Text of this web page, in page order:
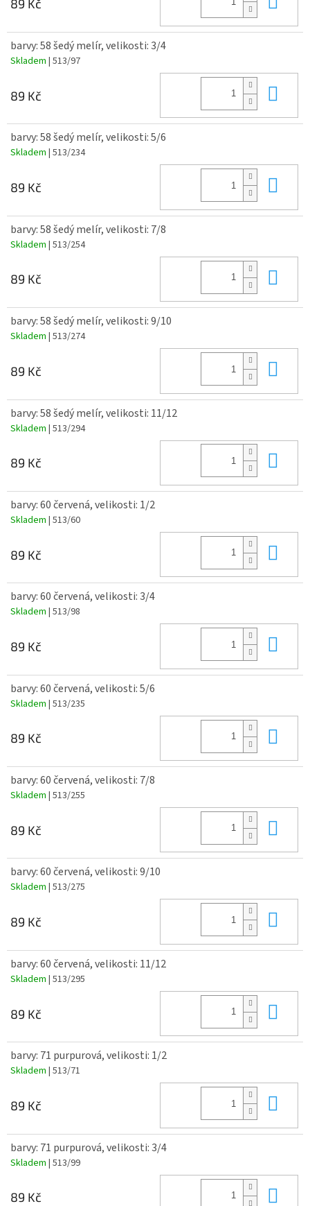
89 Kč
barvy: 58 šedý melír, velikosti: 3/4
Skladem | 513/97
89 Kč
barvy: 58 šedý melír, velikosti: 5/6
Skladem | 513/234
89 Kč
barvy: 58 šedý melír, velikosti: 7/8
Skladem | 513/254
89 Kč
barvy: 58 šedý melír, velikosti: 9/10
Skladem | 513/274
89 Kč
barvy: 58 šedý melír, velikosti: 11/12
Skladem | 513/294
89 Kč
barvy: 60 červená, velikosti: 1/2
Skladem | 513/60
89 Kč
barvy: 60 červená, velikosti: 3/4
Skladem | 513/98
89 Kč
barvy: 60 červená, velikosti: 5/6
Skladem | 513/235
89 Kč
barvy: 60 červená, velikosti: 7/8
Skladem | 513/255
89 Kč
barvy: 60 červená, velikosti: 9/10
Skladem | 513/275
89 Kč
barvy: 60 červená, velikosti: 11/12
Skladem | 513/295
89 Kč
barvy: 71 purpurová, velikosti: 1/2
Skladem | 513/71
89 Kč
barvy: 71 purpurová, velikosti: 3/4
Skladem | 513/99
89 Kč